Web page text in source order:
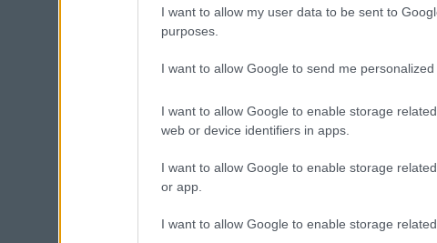
I want to allow my user data to be sent to
purposes.
I want to allow Google to send me personalized
I want to allow Google to enable storage
web or device identifiers in apps.
I want to allow Google to enable storage
or app.
I want to allow Google to enable storage